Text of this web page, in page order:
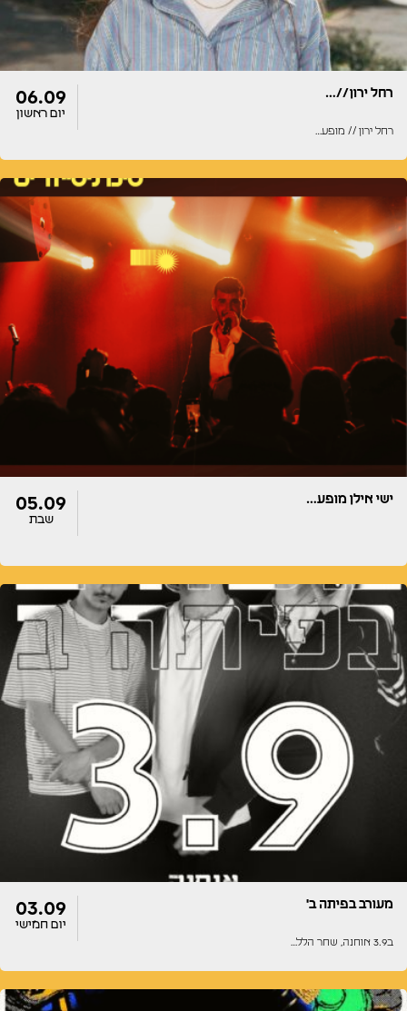
רחל ירון //…
רחל ירון // מופע…
06.09
יום ראשון
דלתות
22:00
הופעה
22:00
ישי אילן מופע… 05.09
שבת
דלתות
20:00
הופעה
20:00
מעורב בפיתה ב'
ב3.9 אוחנה, שחר הלל…
03.09
יום חמישי